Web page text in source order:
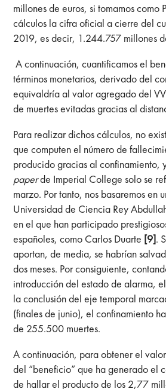
millones de euros, si tomamos como
cálculos la cifra oficial a cierre del
2019, es decir, 1.244.757 millones
A continuación, cuantificamos el
términos monetarios, derivado del
equivaldría al valor agregado del
de muertes evitadas gracias al
Para realizar dichos cálculos, no
que computen el número de
producido gracias al confinamiento,
paperde Imperial College solo se
marzo. Por tanto, nos basaremos en
Universidad de Ciencia Rey
en el que han participado
españoles, como Carlos Duarte [9].
aportan, de media, se habrían
dos meses. Por consiguiente,
introducción del estado de alarma,
la conclusión del eje temporal
(finales de junio), el confinamiento
de 255.500 muertes.
A continuación, para obtener el
del “beneficio” que ha generado el
de hallar el producto de los 2,77